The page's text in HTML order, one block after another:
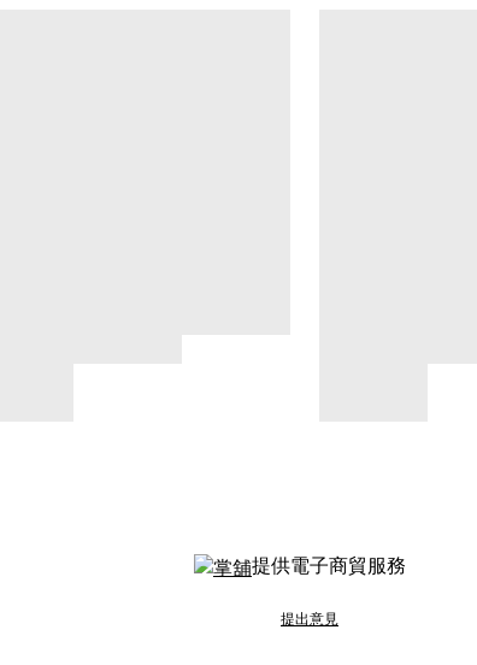
提供電子商貿服務
提出意見